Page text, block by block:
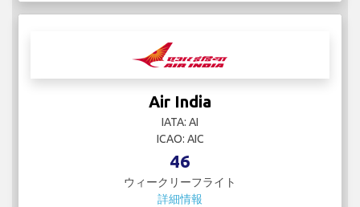
Air India
IATA: AI
ICAO: AIC
46
ウィークリーフライト
詳細情報